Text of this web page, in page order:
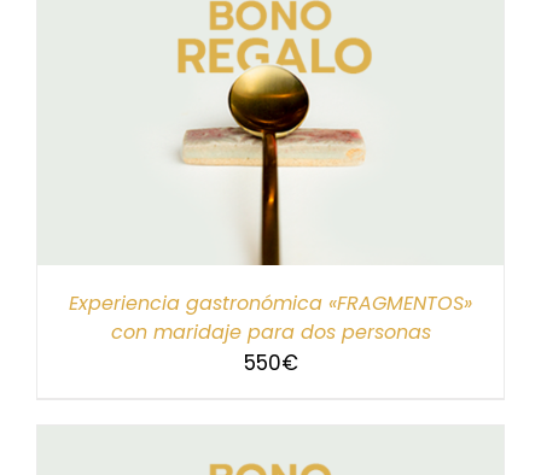
Experiencia gastronómica «FRAGMENTOS»
con maridaje para dos personas
550€